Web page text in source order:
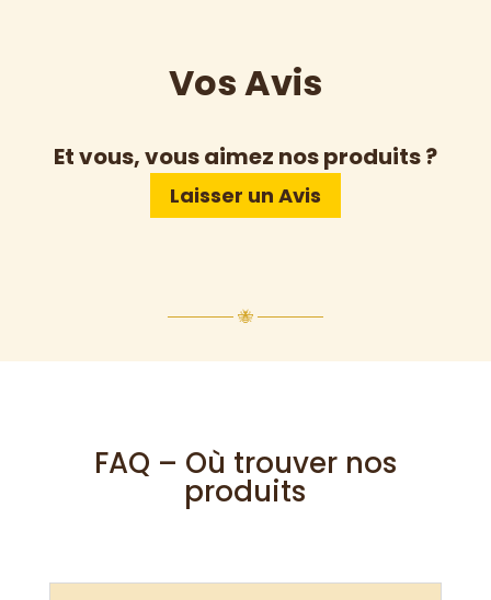
Vos Avis
Et vous, vous aimez nos produits ?
Laisser un Avis
────── 🐝 ──────
FAQ – Où trouver nos
produits